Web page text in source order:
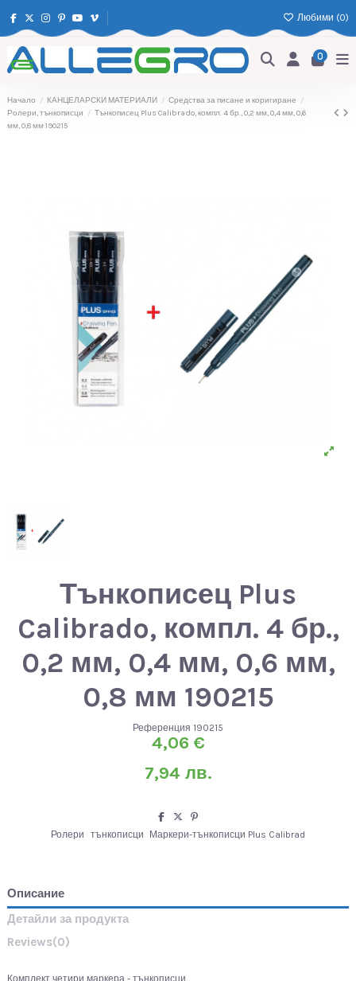
Любими (0)
0
Начало КАНЦЕЛАРСКИ МАТЕРИАЛИ
Средства за писане и коригиране
Ролери, тънкописци
Тънкописец Plus Calibrado, компл. 4 бр., 0,2 мм, 0,4 мм, 0,6
мм, 0,8 мм 190215
Тънкописец Plus
Calibrado, компл. 4 бр.,
0,2 мм, 0,4 мм, 0,6 мм,
0,8 мм 190215
Референция 190215
4,06 €
7,94 лв.
Ролери тънкописци Маркери-тънкописци Plus Calibrad
Описание
Детайли за продукта
Reviews(0)